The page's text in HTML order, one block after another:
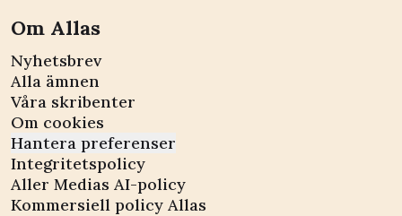
Om Allas
Nyhetsbrev
Alla ämnen
Våra skribenter
Om cookies
Hantera preferenser
Integritetspolicy
Aller Medias AI-policy
Kommersiell policy Allas